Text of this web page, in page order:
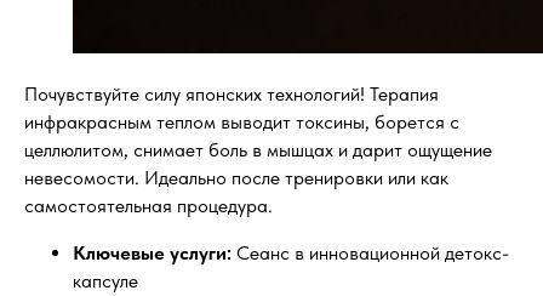
Почувствуйте силу японских технологий! Терапия
инфракрасным теплом выводит токсины, борется с
целлюлитом, снимает боль в мышцах и дарит ощущение
невесомости. Идеально после тренировки или как
самостоятельная процедура.
Ключевые услуги: Сеанс в инновационной детокс-
капсуле